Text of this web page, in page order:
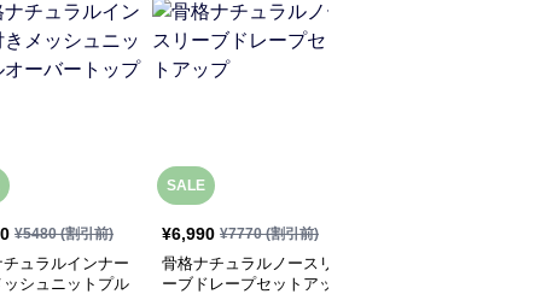
¥5480(割引前)
ュラルインナー
ッシュニットプル
SALE
¥6,990 ¥7770(割引前)
骨格ナチュラルノースリ
ーブドレープセットアッ